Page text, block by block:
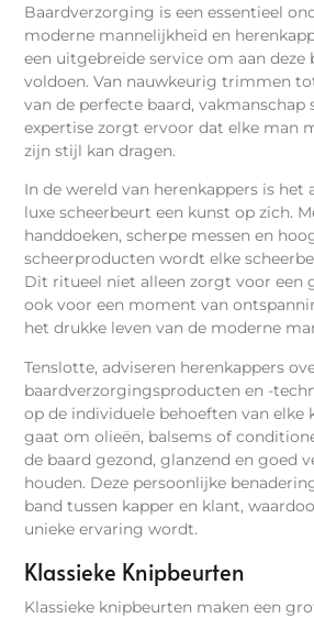
Baardverzorging is een essentieel
moderne mannelijkheid en
een uitgebreide service om aan deze
voldoen. Van nauwkeurig trimmen
van de perfecte baard, vakmanschap
expertise zorgt ervoor dat elke man
zijn stijl kan dragen.
In de wereld van herenkappers is het
luxe scheerbeurt een kunst op zich.
handdoeken, scherpe messen en
scheerproducten wordt elke
Dit ritueel niet alleen zorgt voor een
ook voor een moment van
het drukke leven van de moderne
Tenslotte, adviseren herenkappers
baardverzorgingsproducten en -
op de individuele behoeften van elke
gaat om olieën, balsems of
de baard gezond, glanzend en goed
houden. Deze persoonlijke
band tussen kapper en klant,
unieke ervaring wordt.
Klassieke Knipbeurten
Klassieke knipbeurten maken een